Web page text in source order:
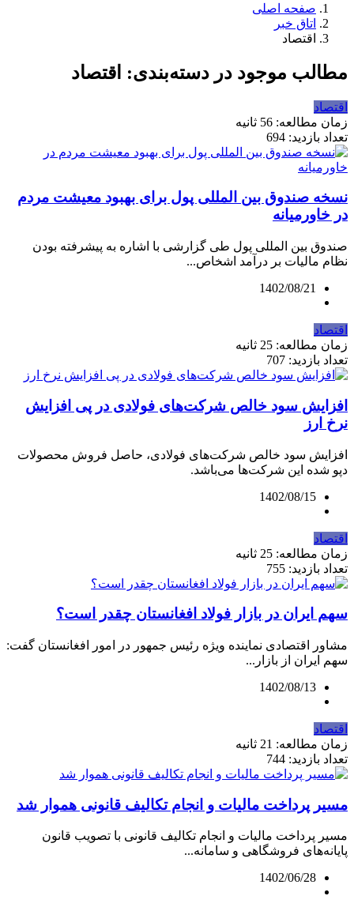
صفحه اصلی
اتاق خبر
اقتصاد
مطالب موجود در دسته‌بندی: اقتصاد
اقتصاد
زمان مطالعه: 56 ثانیه
تعداد بازدید: 694
نسخه صندوق بین المللی پول برای بهبود معیشت مردم
در خاورمیانه
صندوق بین المللی پول طی گزارشی با اشاره به پیشرفته بودن
نظام مالیات بر درآمد اشخاص...
1402/08/21
اقتصاد
زمان مطالعه: 25 ثانیه
تعداد بازدید: 707
افزایش سود خالص شرکت‌های فولادی در پی افزایش
نرخ ارز
افزایش سود خالص شرکت‌های فولادی، حاصل فروش محصولات
دپو شده این شرکت‌ها می‌باشد.
1402/08/15
اقتصاد
زمان مطالعه: 25 ثانیه
تعداد بازدید: 755
سهم ایران در بازار فولاد افغانستان چقدر است؟
مشاور اقتصادی نماینده ویژه رئیس جمهور در امور افغانستان گفت:
سهم ایران از بازار...
1402/08/13
اقتصاد
زمان مطالعه: 21 ثانیه
تعداد بازدید: 744
مسیر پرداخت مالیات و انجام تکالیف قانونی هموار شد
مسیر پرداخت مالیات و انجام تکالیف قانونی با تصویب قانون
پایانه‌های فروشگاهی و سامانه...
1402/06/28